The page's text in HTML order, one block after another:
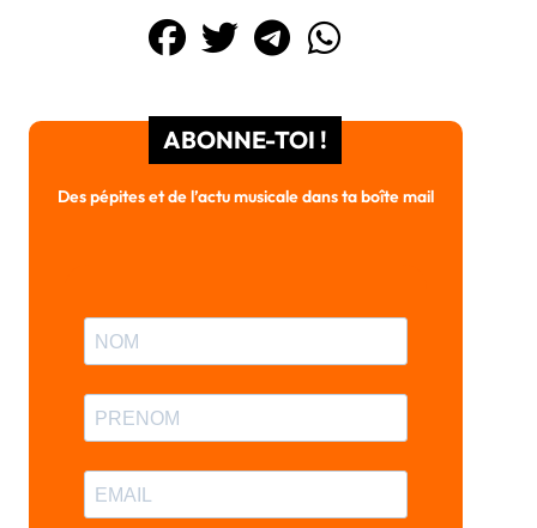
ABONNE-TOI !
Des pépites et de l’actu musicale dans ta boîte mail